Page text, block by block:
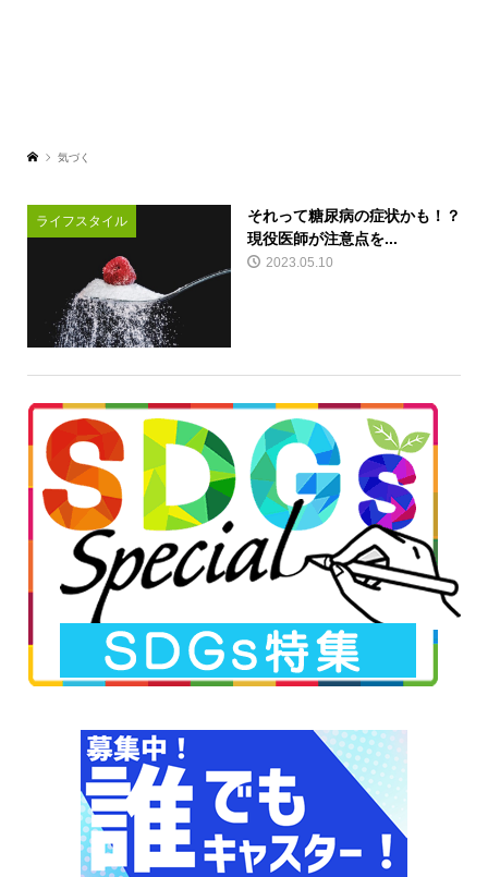
気づく
ライフスタイル
それって糖尿病の症状かも！？
現役医師が注意点を...
2023.05.10